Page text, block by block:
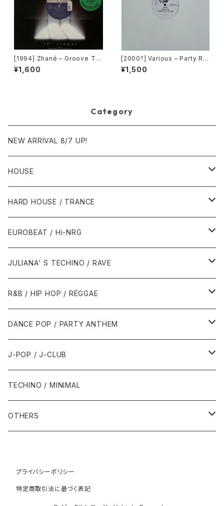
[1994] Zhané – Groove Th
ang (Remix) [Motown][在庫
B]
¥1,600
[2000?] Various – Party Re
mixers Volume 5 [OPR]
¥1,500
Category
NEW ARRIVAL 8/7 UP!
HOUSE
1980年代
1987年・以前
1988年
1990年代
1990年
1991年
1995年
1996年
1998年
2000年代
2000年
2001年
2005年
2007年
2010年代
2010年
2011年
2016年
HARD HOUSE / TRANCE
1990年代
1994年・以前
1995年
1999年
2000年代
2000年
2001年
2005年
2007年
EUROBEAT / Hi-NRG
1980年代
1986年・以前
1987年
1990年代
1990年
1991年
2000年代
JULIANA' S TECHINO / RAVE
1990年代
1990年
1991年
1996年 - 1999年
2000年代
2000年
2001年
R&B / HIP HOP / REGGAE
1980年代
1985年・以前
1986年
1990年代
1990年
1991年
1993年
2000年代
2000年
2002年
DANCE POP / PARTY ANTHEM
1980年代
1988年・以前
1989年
1990年代
1990年
1992年
2000年代
2001年
J-POP / J-CLUB
1980年代
1990年代
1991年
2000年
TECHINO / MINIMAL
OTHERS
1985年・以前
1990年代
プライバシーポリシー
特定商取引法に基づく表記